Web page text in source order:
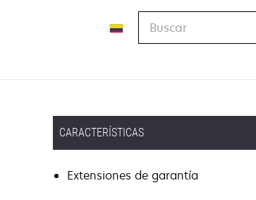
CARACTERÍSTICAS
Extensiones de garantía